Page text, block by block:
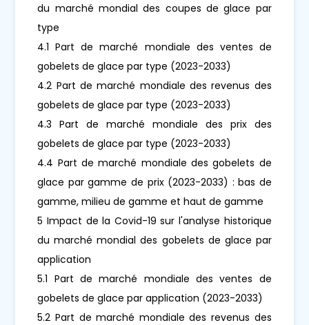
du marché mondial des coupes de glace par
type
4.1 Part de marché mondiale des ventes de
gobelets de glace par type (2023-2033)
4.2 Part de marché mondiale des revenus des
gobelets de glace par type (2023-2033)
4.3 Part de marché mondiale des prix des
gobelets de glace par type (2023-2033)
4.4 Part de marché mondiale des gobelets de
glace par gamme de prix (2023-2033) : bas de
gamme, milieu de gamme et haut de gamme
5 Impact de la Covid-19 sur l'analyse historique
du marché mondial des gobelets de glace par
application
5.1 Part de marché mondiale des ventes de
gobelets de glace par application (2023-2033)
5.2 Part de marché mondiale des revenus des